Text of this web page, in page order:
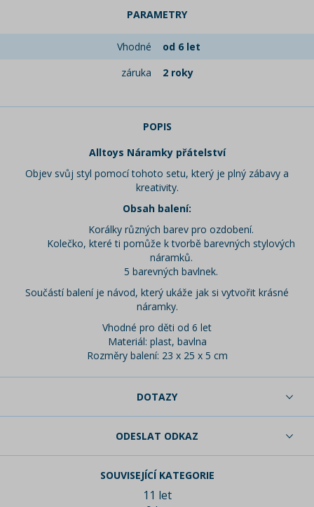
PARAMETRY
Vhodné
od 6 let
záruka
2 roky
POPIS
Alltoys Náramky přátelství
Objev svůj styl pomocí tohoto setu, který je plný zábavy a
kreativity.
Obsah balení:
Korálky různých barev pro ozdobení.
Kolečko, které ti pomůže k tvorbě barevných stylových
náramků.
5 barevných bavlnek.
Součástí balení je návod, který ukáže jak si vytvořit krásné
náramky.
Vhodné pro děti od 6 let
Materiál: plast, bavlna
Rozměry balení: 23 x 25 x 5 cm
DOTAZY
ODESLAT ODKAZ
SOUVISEJÍCÍ KATEGORIE
11 let